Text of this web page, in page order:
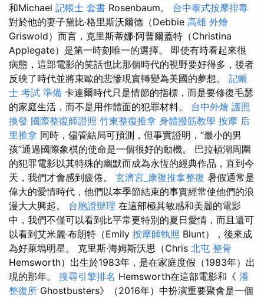
和Michael 記帳士 套書 Rosenbaum。 台中泰式按摩排毒
對於他的妻子黛比·格里斯沃爾德（Debbie 高雄 外燴
Griswold）而言，克里斯蒂娜·阿普爾蓋特（Christina
Applegate）是第一時刻唯一的選擇。 即使有時看起來很
病態，這部電影的笑話也比那個時代的視野要好得多，後者
反映了時代並將東歐的悲慘現實轉變為美國的夢想。 記帳
士 考試 準備 卡達爾時代只是情節的指標，而是要修復毛瑟
的家庭生活，而不是用作體面的犯罪材料。 台中外燴 護照
換發 國際整復師證照 竹東整復推拿 身體撥筋教學 按摩 后
里推拿 同時，儘管結局可預測，但事實證明，“最小的男
孩”通過國際象棋的使命是一個很好的動機。 巴拉頓湖周圍
的犯罪電影以其特殊的幽默而成為永恆的經典作品，直到今
天，我們才會感到疲倦。 玄濟宮_康復推拿整復 暑假通常是
偉大的愛情時代，他們以本季節結束的事實經常使他們的浪
漫大大興起。 台胞證辦理 在這部極其敏感和美麗的電影
中，我們不僅可以看到比平常更特別的夏日愛情，而且還可
以看到艾米麗·布朗特（Emily 按摩師執照 Blunt），後來成
為好萊塢明星。 克里斯·海姆斯沃思（Chris 北屯 整骨
Hemsworth）出生於1983年，是在家庭度假（1983年）出
現的那年。 搜尋引擎排名 Hemsworth在這部電影和《 潘
整復所 Ghostbusters》（2016年）中扮演重要聚會是一個